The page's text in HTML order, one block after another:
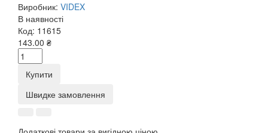
Виробник: VIDEX
В наявності
Код: 11615
143.00 ₴
Купити
Швидке замовлення